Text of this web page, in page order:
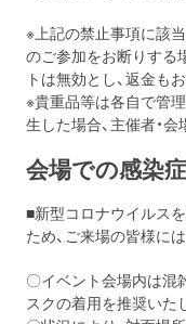
※上記の禁止事項に該
のご参加をお断りする
トは無効とし、返金も
※貴重品等は各自で管
生した場合、主催者・
会場での感染
■新型コロナウイルス
ため、ご来場の皆様に
〇イベント会場内は混
スクの着用を推奨いた